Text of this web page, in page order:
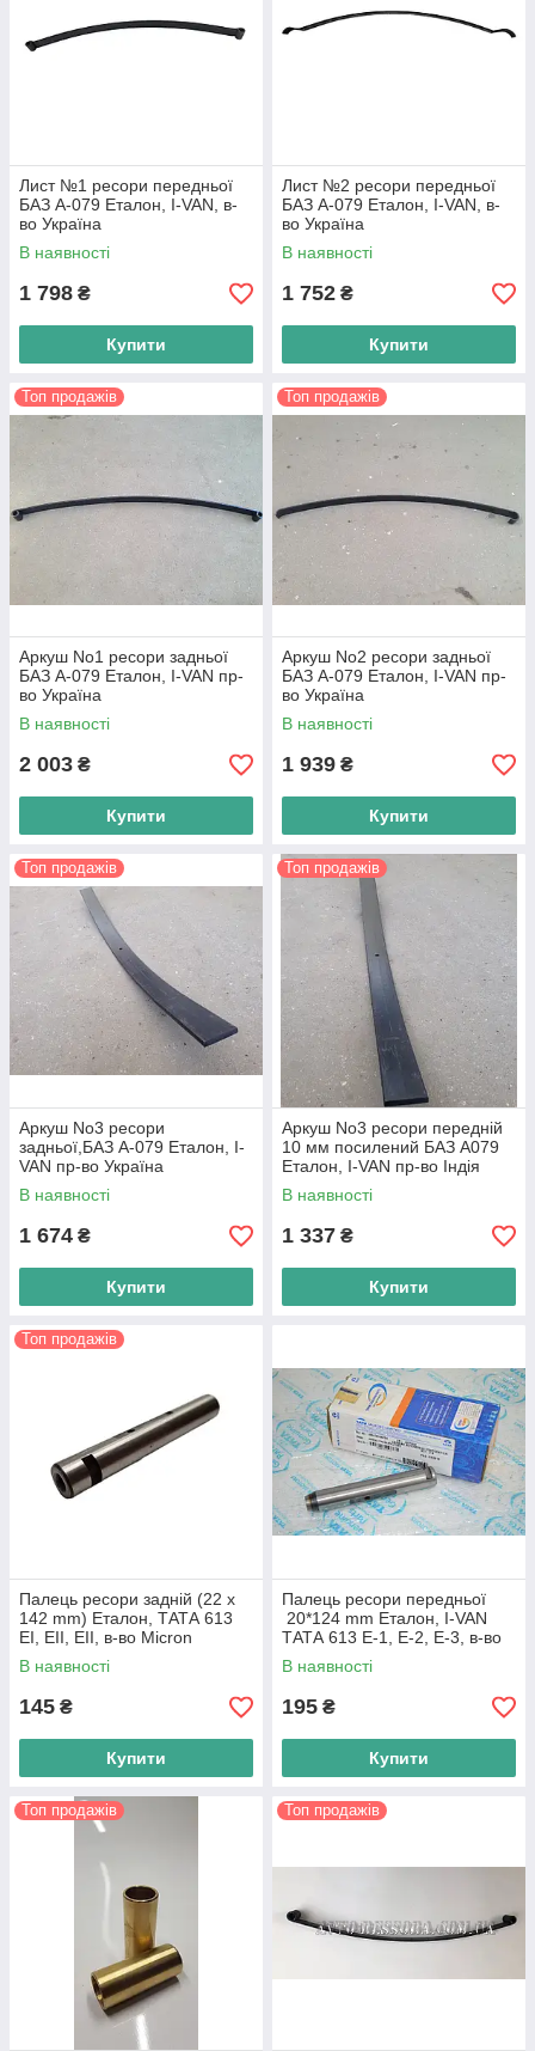
Лист №1 ресори передньої
БАЗ А-079 Еталон, I-VAN, в-
во Україна
В наявності
1 798 ₴
Купити
Лист №2 ресори передньої
БАЗ А-079 Еталон, I-VAN, в-
во Україна
В наявності
1 752 ₴
Купити
Топ продажів
Аркуш No1 ресори задньої
БАЗ А-079 Еталон, I-VAN пр-
во Україна
В наявності
2 003 ₴
Купити
Топ продажів
Аркуш No2 ресори задньої
БАЗ А-079 Еталон, I-VAN пр-
во Україна
В наявності
1 939 ₴
Купити
Топ продажів
Аркуш No3 ресори
задньої,БАЗ А-079 Еталон, I-
VAN пр-во Україна
В наявності
1 674 ₴
Купити
Топ продажів
Аркуш No3 ресори передній
10 мм посилений БАЗ А079
Еталон, I-VAN пр-во Індія
В наявності
1 337 ₴
Купити
Топ продажів
Палець ресори задній (22 х
142 mm) Еталон, ТАТА 613
EI, EII, EII, в-во Micron
В наявності
145 ₴
Купити
Палець ресори передньої
20*124 mm Еталон, I-VAN
ТАТА 613 E-1, E-2, E-3, в-во
Tata Motors
В наявності
195 ₴
Купити
Топ продажів Топ продажів